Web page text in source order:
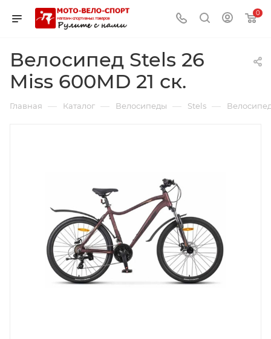
0
Велосипед Stels 26
Miss 600MD 21 ск.
Главная — Каталог — Велосипеды — Stels —